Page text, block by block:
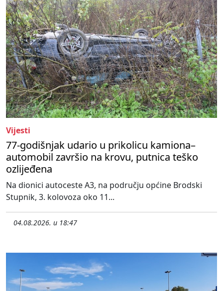
Vijesti
77-godišnjak udario u prikolicu kamiona–
automobil završio na krovu, putnica teško
ozlijeđena
Na dionici autoceste A3, na području općine Brodski
Stupnik, 3. kolovoza oko 11...
04.08.2026. u 18:47